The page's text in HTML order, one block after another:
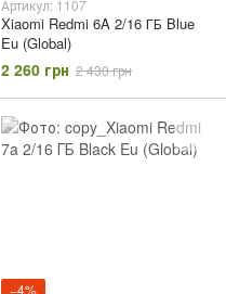
Артикул: 1107
Xiaomi Redmi 6A 2/16 ГБ Blue
Eu (Global)
2 260 грн 2 430 грн
−4%